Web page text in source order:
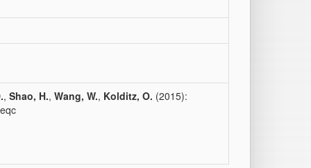
, Shao, H., Wang, W., Kolditz, O. (2015):